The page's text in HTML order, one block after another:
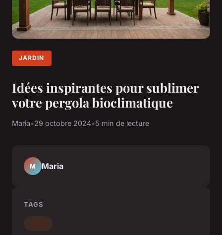
JARDIN
Idées inspirantes pour sublimer
votre pergola bioclimatique
Maria•29 octobre 2024•5 min de lecture
M Maria
TAGS
Jardin